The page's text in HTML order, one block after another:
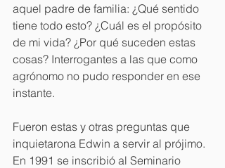
aquel padre de familia: ¿Qué sentido
tiene todo esto? ¿Cuál es el propósito
de mi vida? ¿Por qué suceden estas
cosas? Interrogantes a las que como
agrónomo no pudo responder en ese
instante.
Fueron estas y otras preguntas que
inquietarona Edwin a servir al prójimo.
En 1991 se inscribió al Seminario